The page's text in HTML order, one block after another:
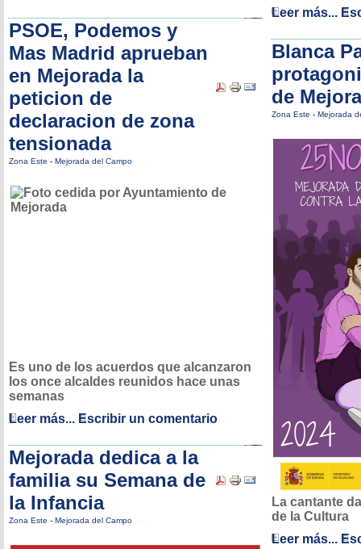
PSOE, Podemos y
Mas Madrid aprueban
en Mejorada la
peticion de
declaracion de zona
tensionada
Zona Este - Mejorada del Campo
Es uno de los acuerdos que alcanzaron
los once alcaldes reunidos hace unas
semanas
Leer más... Escribir un comentario
Mejorada dedica a la
familia su Semana de
la Infancia
Zona Este - Mejorada del Campo
Leer más...
Blanca
de
Zona Este - Mejorada
La cantante
de la Cultura
Leer más...